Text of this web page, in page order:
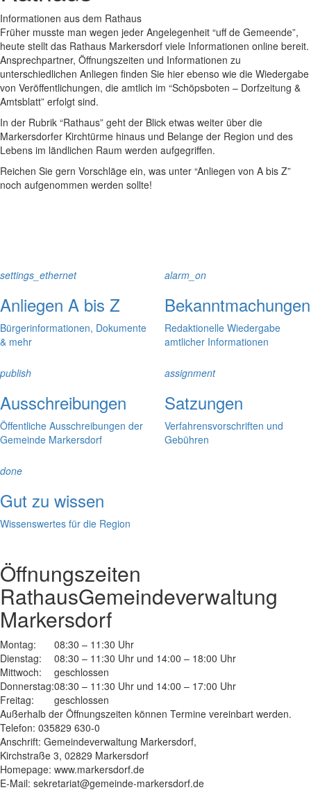
Informationen aus dem Rathaus
Früher musste man wegen jeder Angelegenheit “uff de Gemeende”,
heute stellt das Rathaus Markersdorf viele Informationen online bereit.
Ansprechpartner, Öffnungszeiten und Informationen zu
unterschiedlichen Anliegen finden Sie hier ebenso wie die Wiedergabe
von Veröffentlichungen, die amtlich im “Schöpsboten – Dorfzeitung &
Amtsblatt” erfolgt sind.
In der Rubrik “Rathaus” geht der Blick etwas weiter über die
Markersdorfer Kirchtürme hinaus und Belange der Region und des
Lebens im ländlichen Raum werden aufgegriffen.
Reichen Sie gern Vorschläge ein, was unter “Anliegen von A bis Z”
noch aufgenommen werden sollte!
settings_ethernet
Anliegen A bis Z
Bürgerinformationen, Dokumente
& mehr
alarm_on
Bekanntmachungen
Redaktionelle Wiedergabe
amtlicher Informationen
publish
Ausschreibungen
Öffentliche Ausschreibungen der
Gemeinde Markersdorf
assignment
Satzungen
Verfahrensvorschriften und
Gebühren
done
Gut zu wissen
Wissenswertes für die Region
Öffnungszeiten
RathausGemeindeverwaltung
Markersdorf
Montag:
08:30 – 11:30 Uhr
Dienstag:
08:30 – 11:30 Uhr und 14:00 – 18:00 Uhr
Mittwoch:
geschlossen
Donnerstag:08:30 – 11:30 Uhr und 14:00 – 17:00 Uhr
Freitag:
geschlossen
Außerhalb der Öffnungszeiten können Termine vereinbart werden.
Telefon: 035829 630-0
Anschrift: Gemeindeverwaltung Markersdorf,
Kirchstraße 3, 02829 Markersdorf
Homepage: www.markersdorf.de
E-Mail: sekretariat@gemeinde-markersdorf.de